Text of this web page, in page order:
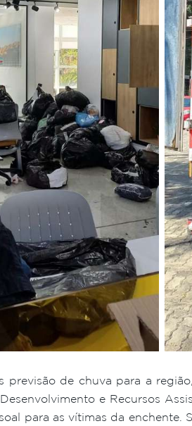
de chuva para a
e Recursos
para as vítimas da enchente.